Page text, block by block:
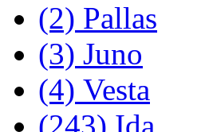
(2) Pallas
(3) Juno
(4) Vesta